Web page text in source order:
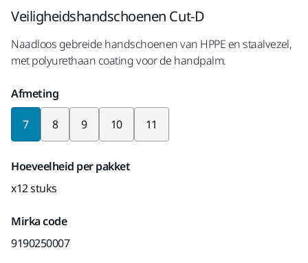
Veiligheidshandschoenen Cut-D
Naadloos gebreide handschoenen van HPPE en staalvezel,
met polyurethaan coating voor de handpalm.
Afmeting
7 8 9 10 11
Hoeveelheid per pakket
x12 stuks
Mirka code
9190250007